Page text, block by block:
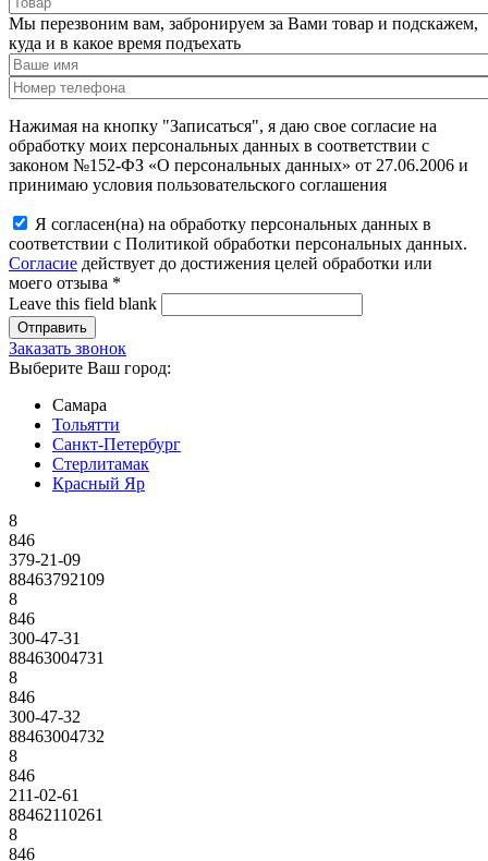
Мы перезвоним вам, забронируем за Вами товар и подскажем,
куда и в какое время подъехать
Нажимая на кнопку "Записаться", я даю свое согласие на
обработку моих персональных данных в соответствии с
законом №152-ФЗ «О персональных данных» от 27.06.2006 и
принимаю условия пользовательского соглашения
Я согласен(на) на обработку персональных данных в
соответствии с Политикой обработки персональных данных.
Согласие действует до достижения целей обработки или
моего отзыва *
Leave this field blank
Заказать звонок
Выберите Ваш город:
Самара
Тольятти
Санкт-Петербург
Стерлитамак
Красный Яр
8
846
379-21-09
88463792109
8
846
300-47-31
88463004731
8
846
300-47-32
88463004732
8
846
211-02-61
88462110261
8
846